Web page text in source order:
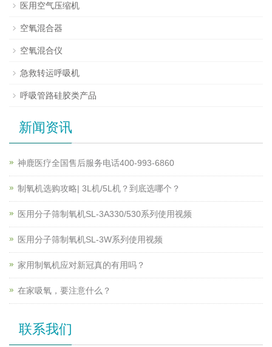
医用空气压缩机
空氧混合器
空氧混合仪
急救转运呼吸机
呼吸管路硅胶类产品
新闻资讯
神鹿医疗全国售后服务电话400-993-6860
制氧机选购攻略| 3L机/5L机？到底选哪个？
医用分子筛制氧机SL-3A330/530系列使用视频
医用分子筛制氧机SL-3W系列使用视频
家用制氧机应对新冠真的有用吗？
在家吸氧，要注意什么？
联系我们